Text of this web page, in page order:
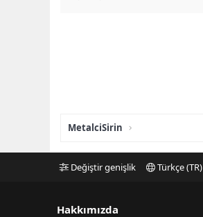
MetalciSirin
Değiştir genişlik Türkçe (TR)
Hakkımızda